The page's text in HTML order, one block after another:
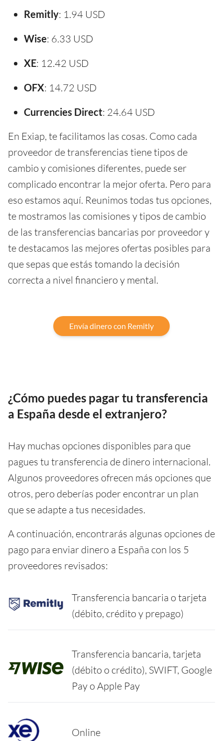
Remitly: 1.94 USD
Wise: 6.33 USD
XE: 12.42 USD
OFX: 14.72 USD
Currencies Direct: 24.64 USD
En Exiap, te facilitamos las cosas. Como cada
proveedor de transferencias tiene tipos de
cambio y comisiones diferentes, puede ser
complicado encontrar la mejor oferta. Pero para
eso estamos aquí. Reunimos todas tus opciones,
te mostramos las comisiones y tipos de cambio
de las transferencias bancarias por proveedor y
te destacamos las mejores ofertas posibles para
que sepas que estás tomando la decisión
correcta a nivel financiero y mental.
Envía dinero con Remitly
¿Cómo puedes pagar tu transferencia
a España desde el extranjero?
Hay muchas opciones disponibles para que
pagues tu transferencia de dinero internacional.
Algunos proveedores ofrecen más opciones que
otros, pero deberías poder encontrar un plan
que se adapte a tus necesidades.
A continuación, encontrarás algunas opciones de
pago para enviar dinero a España con los 5
proveedores revisados:
Transferencia bancaria o tarjeta
(débito, crédito y prepago)
Transferencia bancaria, tarjeta
(débito o crédito), SWIFT, Google
Pay o Apple Pay
Online